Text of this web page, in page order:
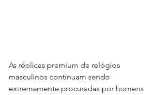
As réplicas premium de relógios
masculinos continuam sendo
extremamente procuradas por homens